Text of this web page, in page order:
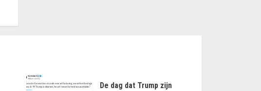
De dag dat Trump zijn